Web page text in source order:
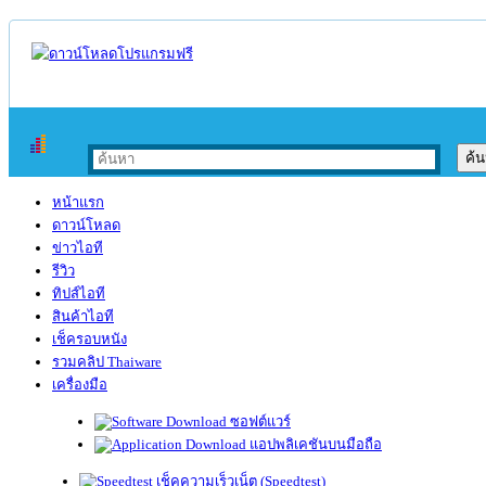
หน้าแรก
ดาวน์โหลด
ข่าวไอที
รีวิว
ทิปส์ไอที
สินค้าไอที
เช็ครอบหนัง
รวมคลิป Thaiware
เครื่องมือ
ซอฟต์แวร์
แอปพลิเคชันบนมือถือ
เช็คความเร็วเน็ต (Speedtest)